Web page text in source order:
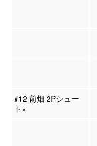
#12 前畑 2Pシュー
ト×